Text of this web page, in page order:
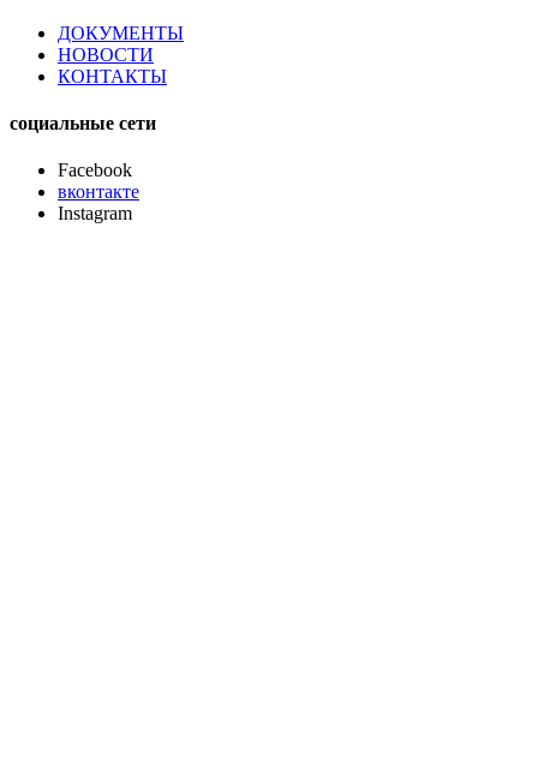
ДОКУМЕНТЫ
НОВОСТИ
КОНТАКТЫ
социальные сети
Facebook
вконтакте
Instagram